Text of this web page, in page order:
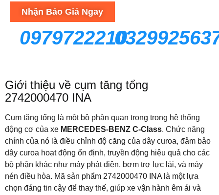
Nhận Báo Giá Ngay
0979722210
Giới thiệu về cụm tăng tổng
2742000470 INA
Cụm tăng tổng là một bộ phận quan trọng trong hệ thống
động cơ của xe MERCEDES-BENZ C-Class. Chức năng
chính của nó là điều chỉnh độ căng của dây curoa, đảm bảo
dây curoa hoạt động ổn định, truyền động hiệu quả cho các
bộ phận khác như máy phát điện, bơm trợ lực lái, và máy
nén điều hòa. Mã sản phẩm 2742000470 INA là một lựa
chọn đáng tin cậy để thay thế, giúp xe vận hành êm ái và